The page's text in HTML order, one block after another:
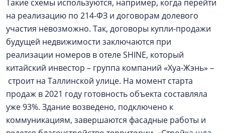
Такие схемы используются, например, когда перейти
на реализацию по 214-ФЗ и договорам долевого
участия невозможно. Так, договоры купли-продажи
будущей недвижимости заключаются при
реализации номеров в отеле SHINE, который
китайский инвестор – группа компаний «Хуа-Жэнь» –
строит на Таллинской улице. На момент старта
продаж в 2021 году готовность объекта составляла
уже 93%. Здание возведено, подключено к
коммуникациям, завершаются фасадные работы и